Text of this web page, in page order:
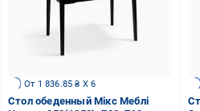
От 1 836.85 ₴ X 6
Стол обеденный Мікс Меблі